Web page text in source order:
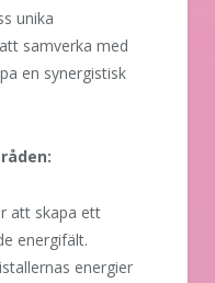
unika
samverka med
en synergistisk
att skapa ett
energifält.
energier